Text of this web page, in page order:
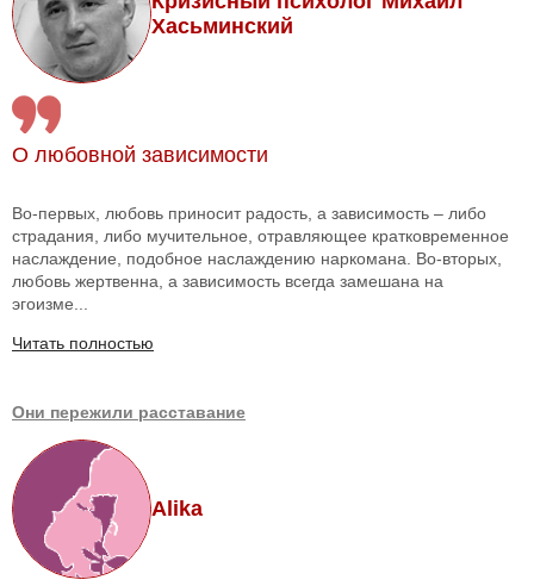
Хасьминский
О любовной зависимости
Во-первых, любовь приносит радость, а зависимость – либо
страдания, либо мучительное, отравляющее кратковременное
наслаждение, подобное наслаждению наркомана. Во-вторых,
любовь жертвенна, а зависимость всегда замешана на
эгоизме...
Читать полностью
Они пережили расставание
Alika